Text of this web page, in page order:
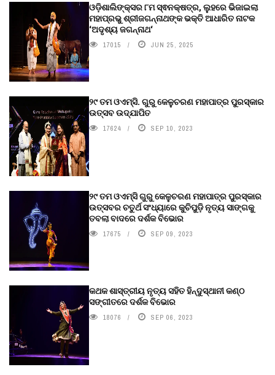
ଓଡ଼ିଶାଲିଙ୍କ୍ସର ୮ମ ସ୍ଵନକ୍ଷତ୍ର, ଲୁହରେ ଭିଜାଇଲା
ମହାପ୍ରଭୁ ଶ୍ରୀଜଗନ୍ନାଥଙ୍କ ଭକ୍ତି ଆଧାରିତ ନାଟକ
‘ଅଦୃଶ୍ୟ ଜଗନ୍ନାଥ‘
17015 JUN 25, 2025
୨୯ ତମ ଓଏମ୍‌ସି. ଗୁରୁ କେଳୁଚରଣ ମହାପାତ୍ର ପୁରସ୍କାର
ଉତ୍ସବ ଉଦ୍‍ଯାପିତ
17624 SEP 10, 2023
୨୯ ତମ ଓଏମ୍‌ସି ଗୁରୁ କେଳୁଚରଣ ମହାପାତ୍ର ପୁରସ୍କାର
ଉତ୍ସବର ଚତୁର୍ଥ ସଂଧ୍ୟାରେ କୁଚିପୁଡ଼ି ନୃତ୍ୟ ସାଙ୍ଗକୁ
ତବଲା ବାଦରେ ଦର୍ଶକ ବିଭୋର
17675 SEP 09, 2023
କଥକ ଶାସ୍ତ୍ରୀୟ ନୃତ୍ୟ ସହିତ ହିନ୍ଦୁସ୍ଥାନୀ କଣ୍ଠ
ସଙ୍ଗୀତରେ ଦର୍ଶକ ବିଭୋର
18076 SEP 06, 2023